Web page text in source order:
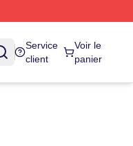
Service
client
Voir le
panier